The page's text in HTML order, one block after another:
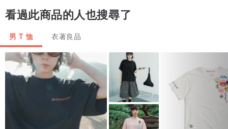
–Features–
˙ 合身版型
˙ 肩部低縫線貼合設計，更為舒適
˙ 3M吸濕排汗處理
˙ 雷射切割貼合式拉鍊口袋
˙ 4向彈性布料
˙ 88% Polyester, 12% Spandex
看過此商品的人也搜尋了
男 T 恤 衣著良品